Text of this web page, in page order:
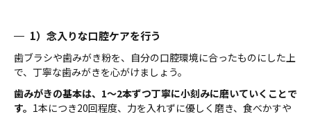
1）念入りな口腔ケアを行う
歯ブラシや歯みがき粉を、自分の口腔環境に合ったものにした上
で、丁寧な歯みがきを心がけましょう。
歯みがきの基本は、1〜2本ずつ丁寧に小刻みに磨いていくことで
す。 1本につき20回程度、力を入れずに優しく磨き、食べかすや